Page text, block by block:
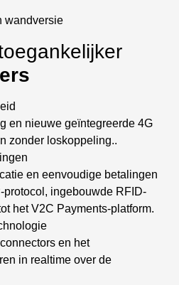
wandversie
en nieuwe geïntegreerde 4G
zonder loskoppeling..
en eenvoudige betalingen
protocol, ingebouwde RFID-
het V2C Payments-platform.
en het
in realtime over de